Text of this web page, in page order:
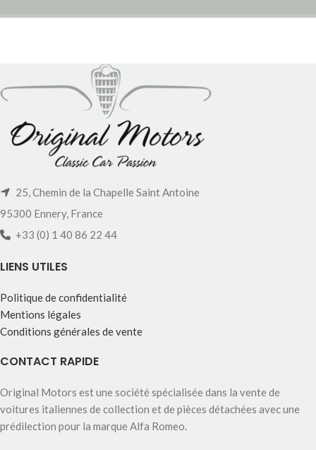
25, Chemin de la Chapelle Saint Antoine
95300 Ennery, France
+33 (0) 1 40 86 22 44
LIENS UTILES
Politique de confidentialité
Mentions légales
Conditions générales de vente
CONTACT RAPIDE
Original Motors est une société spécialisée dans la vente de
voitures italiennes de collection et de pièces détachées avec une
prédilection pour la marque Alfa Romeo.